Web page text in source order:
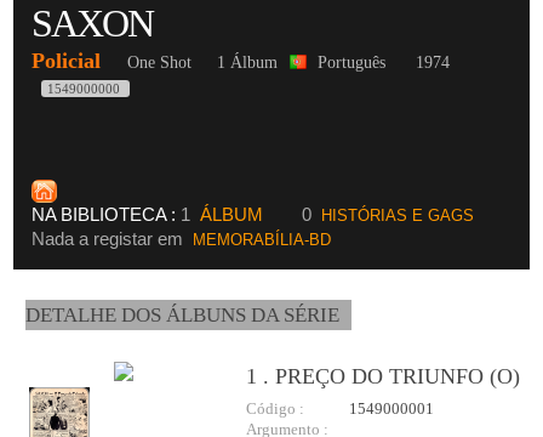
SAXON
Policial One Shot 1 Álbum Português 1974
1549000000
NA BIBLIOTECA : 1 ÁLBUM 0 HISTÓRIAS E GAGS
Nada a registar em MEMORABÍLIA-BD
DETALHE DOS ÁLBUNS DA SÉRIE
1 . PREÇO DO TRIUNFO (O)
Código :
1549000001
Argumento :